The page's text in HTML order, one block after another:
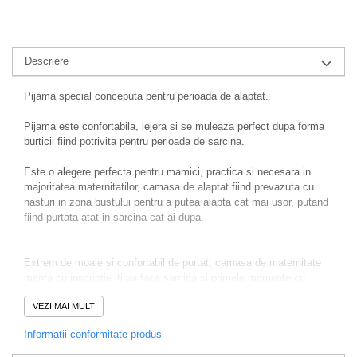
Descriere
Pijama special conceputa pentru perioada de alaptat.
Pijama este confortabila, lejera si se muleaza perfect dupa forma
burticii fiind potrivita pentru perioada de sarcina.
Este o alegere perfecta pentru mamici, practica si necesara in
majoritatea maternitatilor, camasa de alaptat fiind prevazuta cu
nasturi in zona bustului pentru a putea alapta cat mai usor, putand
fiind purtata atat in sarcina cat ai dupa.
Extrem de moale si confortabil de purtat, camasa de maternitate
bebelusul tau mai placute. Imprimeul delicat, confera farmec
pijamalei si face camasa sa arate frumos si ingrijit. Fiecare tanara
maternitate si materialul aerisit, placut la atingere. Pijamale cu
maneci scurte, cu o lungime ideala, vor fi perfecte in timpul
VEZI MAI MULT
Informatii conformitate produs